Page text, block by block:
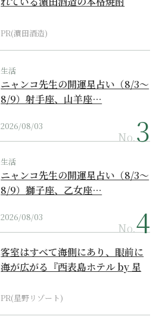
PR(濵田酒造)
生活
ニャンコ先生の開運星占い（8/3～
8/9）射手座、山羊座…
2026/08/03
No.
生活
ニャンコ先生の開運星占い（8/3～
8/9）獅子座、乙女座…
2026/08/03
No.
客室はすべて海側にあり、眼前に
海が広がる『西表島ホテル by 星
PR(星野リゾート)